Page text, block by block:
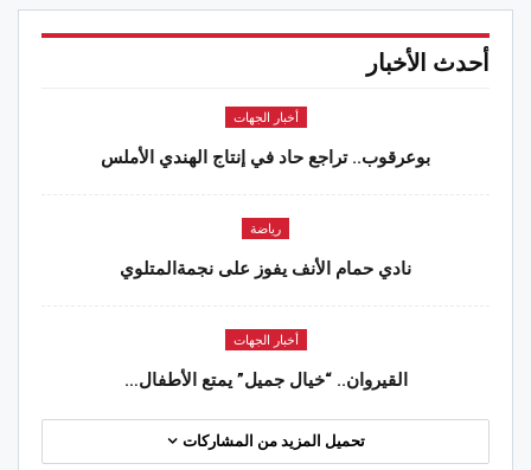
أحدث الأخبار
أخبار الجهات
بوعرقوب.. تراجع حاد في إنتاج الهندي الأملس
رياضة
نادي حمام الأنف يفوز على نجمةالمتلوي
أخبار الجهات
القيروان.. “خيال جميل” يمتع الأطفال…
تحميل المزيد من المشاركات